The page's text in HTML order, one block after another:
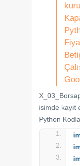
isimde kayıt
Python